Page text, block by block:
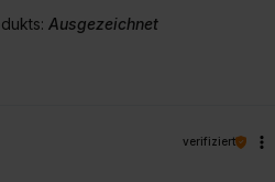
Ausgezeichnet
verifiziert